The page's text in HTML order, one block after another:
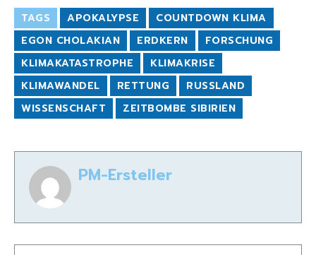
TAGS APOKALYPSE
COUNTDOWN KLIMA
EGON CHOLAKIAN
ERDKERN
FORSCHUNG
KLIMAKATASTROPHE
KLIMAKRISE
KLIMAWANDEL
RETTUNG
RUSSLAND
WISSENSCHAFT
ZEITBOMBE SIBIRIEN
PM-Ersteller